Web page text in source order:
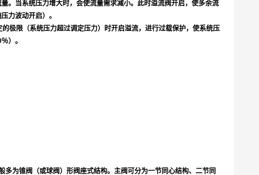
。当系统压力增大时，会使流量需求减小。此时溢流阀开启，使多余流
力波动开启）。
极限（系统压力超过调定压力）时开启溢流，进行过载保护，使系统压
％）。
为锥阀（或球阀）形阀座式结构。主阀可分为一节同心结构、二节同